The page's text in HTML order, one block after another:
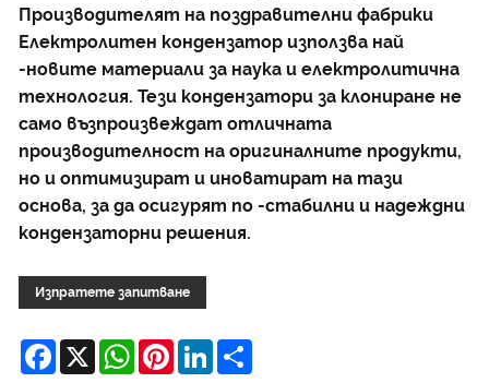
Производителят на поздравителни фабрики
Електролитен кондензатор използва най
-новите материали за наука и електролитична
технология. Тези кондензатори за клониране не
само възпроизвеждат отличната
производителност на оригиналните продукти,
но и оптимизират и иноватират на тази
основа, за да осигурят по -стабилни и надеждни
кондензаторни решения.
Изпратете запитване
Facebook
X WhatsApp
PinterestLinkedIn